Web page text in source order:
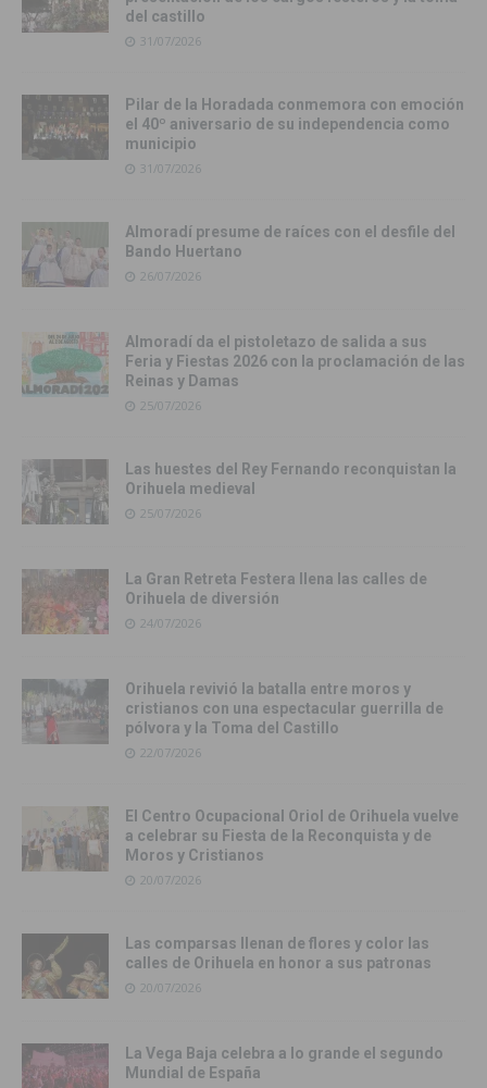
del castillo
31/07/2026
Pilar de la Horadada conmemora con emoción
el 40º aniversario de su independencia como
municipio
31/07/2026
Almoradí presume de raíces con el desfile del
Bando Huertano
26/07/2026
Almoradí da el pistoletazo de salida a sus
Feria y Fiestas 2026 con la proclamación de las
Reinas y Damas
25/07/2026
Las huestes del Rey Fernando reconquistan la
Orihuela medieval
25/07/2026
La Gran Retreta Festera llena las calles de
Orihuela de diversión
24/07/2026
Orihuela revivió la batalla entre moros y
cristianos con una espectacular guerrilla de
pólvora y la Toma del Castillo
22/07/2026
El Centro Ocupacional Oriol de Orihuela vuelve
a celebrar su Fiesta de la Reconquista y de
Moros y Cristianos
20/07/2026
Las comparsas llenan de flores y color las
calles de Orihuela en honor a sus patronas
20/07/2026
La Vega Baja celebra a lo grande el segundo
Mundial de España